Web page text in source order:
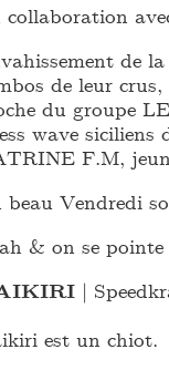
collaboration
de
de leur
du groupe
wave siciliens
F.M,
beau Vendredi
& on se
|
est un chiot.